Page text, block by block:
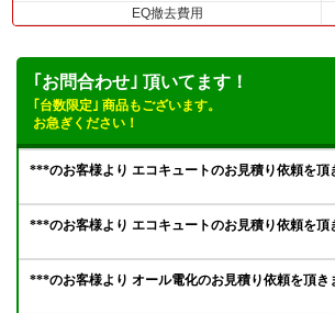
EQ撤去費用
｢お問合わせ｣ 頂いてます！
｢台数限定｣ 商品もございます。
お急ぎください！